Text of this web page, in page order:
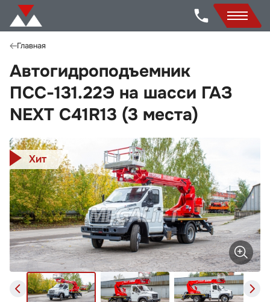
Главная
Автогидроподъемник
ПСС-131.22Э на шасси ГАЗ
NEXT C41R13 (3 места)
Хит